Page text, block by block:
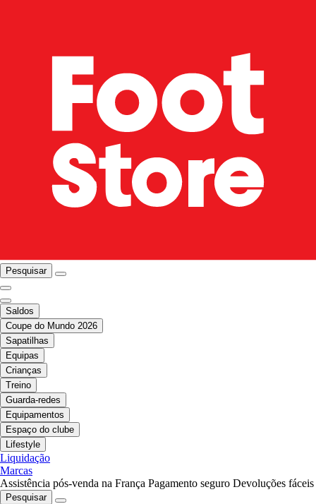
Pesquisar
Saldos
Coupe do Mundo 2026
Sapatilhas
Equipas
Crianças
Treino
Guarda-redes
Equipamentos
Espaço do clube
Lifestyle
Liquidação
Marcas
Assistência pós-venda na França Pagamento seguro Devoluções fáceis
Pesquisar